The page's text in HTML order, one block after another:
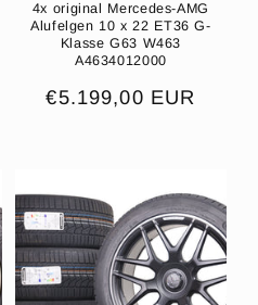
4x original Mercedes-AMG
Alufelgen 10 x 22 ET36 G-
Klasse G63 W463
A4634012000
Normaler
€5.199,00 EUR